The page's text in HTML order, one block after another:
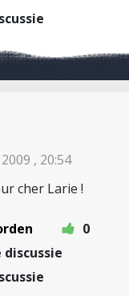
, 20:54
cher Larie !
0